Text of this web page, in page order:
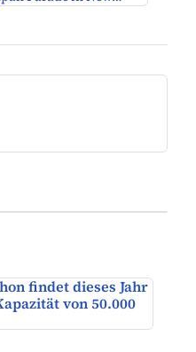
findet dieses Jahr
von 50.000